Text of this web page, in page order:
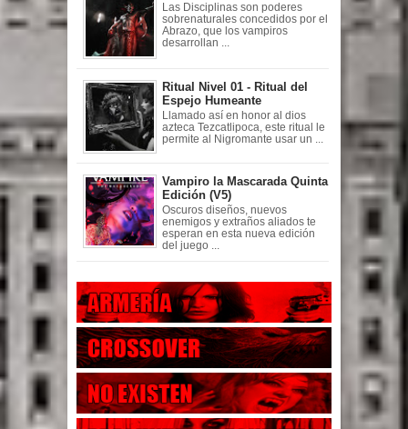
Las Disciplinas son poderes
sobrenaturales concedidos por el
Abrazo, que los vampiros
desarrollan ...
Ritual Nivel 01 - Ritual del
Espejo Humeante
Llamado así en honor al dios
azteca Tezcatlipoca, este ritual le
permite al Nigromante usar un ...
Vampiro la Mascarada Quinta
Edición (V5)
Oscuros diseños, nuevos
enemigos y extraños aliados te
esperan en esta nueva edición
del juego ...